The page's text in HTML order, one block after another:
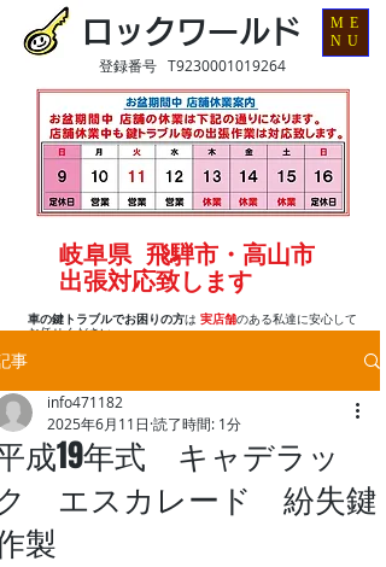
ロックワールド
車の鍵トラブルでお困りの方は 実店舗のある私達に安心して
お任せください
岐阜県 飛騨市・高山市
出張対応致します
登録番号 T9230001019264
ME
NU
事
成19年式 キャデラッ
エスカレード 紛失鍵
製
info471182
2025年6月11日 読了時間: 1分